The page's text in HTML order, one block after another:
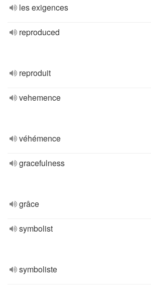
les exigences
reproduced
reproduit
vehemence
véhémence
gracefulness
grâce
symbolist
symboliste